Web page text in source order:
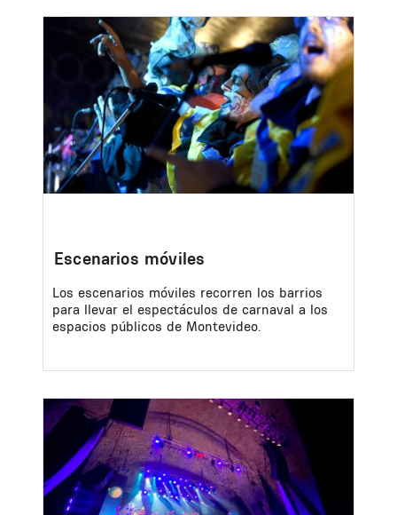
Escenarios móviles
Los escenarios móviles recorren los barrios
para llevar el espectáculos de carnaval a los
espacios públicos de Montevideo.
Image